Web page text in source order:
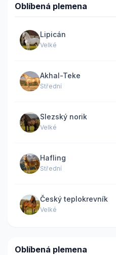
Oblíbená plemena
Lipicán
Velké
Akhal-Teke
Střední
Slezský norik
Velké
Hafling
Střední
Český teplokrevník
Velké
Oblíbená plemena